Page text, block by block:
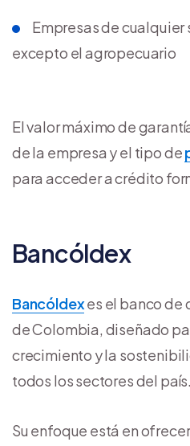
Empresas de
excepto el agropecuario
El valor máximo de
de la empresa y el tipo de
para acceder a crédito
Bancóldex
Bancóldexes el banco de
de Colombia, diseñado
crecimiento y la
todos los sectores del país.
Su enfoque está en